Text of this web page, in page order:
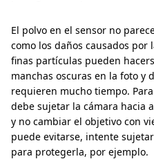
El polvo en el sensor no
como los daños causados
finas partículas pueden
manchas oscuras en la foto y
requieren mucho tiempo.
debe sujetar la cámara hacia
y no cambiar el objetivo con
puede evitarse, intente
para protegerla, por ejemplo.